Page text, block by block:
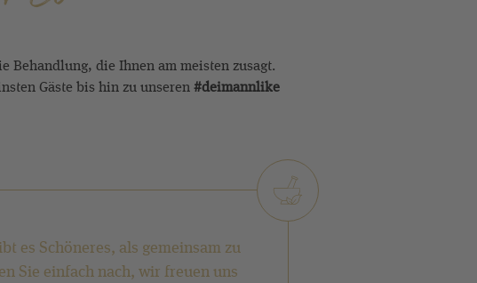
Behandlung, die Ihnen am meisten zusagt.
Gäste bis hin zu unseren#deimannlike
es Schöneres, als gemeinsam zu
Sie einfach nach, wir freuen uns